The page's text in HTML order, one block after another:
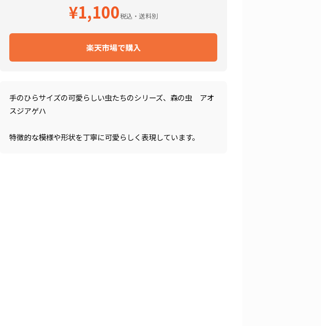
¥1,100税込・送料別
楽天市場で購入
手のひらサイズの可愛らしい虫たちのシリーズ、森の虫 アオ
スジアゲハ
特徴的な模様や形状を丁寧に可愛らしく表現しています。